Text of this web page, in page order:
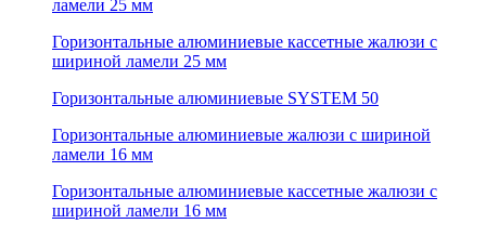
ламели 25 мм
Горизонтальные алюминиевые кассетные жалюзи с
шириной ламели 25 мм
Горизонтальные алюминиевые SYSTEM 50
Горизонтальные алюминиевые жалюзи с шириной
ламели 16 мм
Горизонтальные алюминиевые кассетные жалюзи с
шириной ламели 16 мм